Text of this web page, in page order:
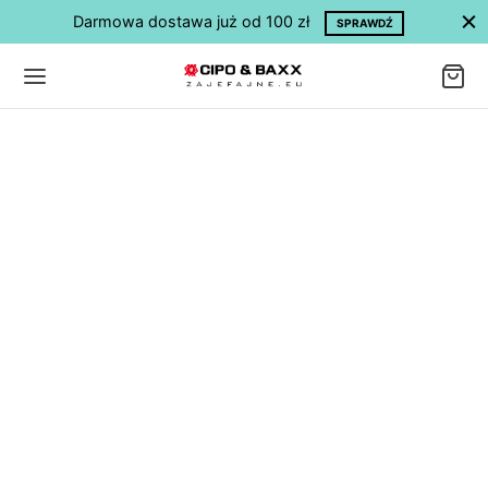
Darmowa dostawa już od 100 zł SPRAWDŹ